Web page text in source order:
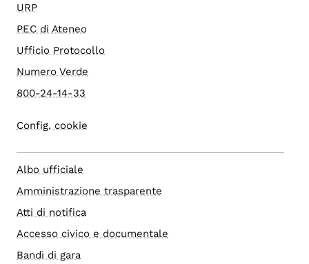
URP
PEC di Ateneo
Ufficio Protocollo
Numero Verde
800-24-14-33
Config. cookie
Albo ufficiale
Amministrazione trasparente
Atti di notifica
Accesso civico e documentale
Bandi di gara